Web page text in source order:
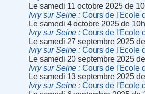
Le samedi 11 octobre 2025 de
Ivry sur Seine
Cours de l'Ecole
Le samedi 4 octobre 2025 de
Ivry sur Seine
Cours de l'Ecole
Le samedi 27 septembre 2025
Ivry sur Seine
Cours de l'Ecole
Le samedi 20 septembre 2025
Ivry sur Seine
Cours de l'Ecole
Le samedi 13 septembre 2025
Ivry sur Seine
Cours de l'Ecole